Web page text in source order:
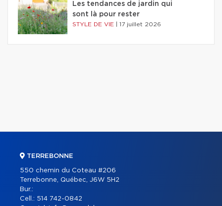
Les tendances de jardin qui
sont là pour rester
STYLE DE VIE 17 juillet 2026
TERREBONNE
550 chemin du Coteau #206
Terrebonne, Québec, J6W 5H2
Bur.:
Cell.: 514 742-0842